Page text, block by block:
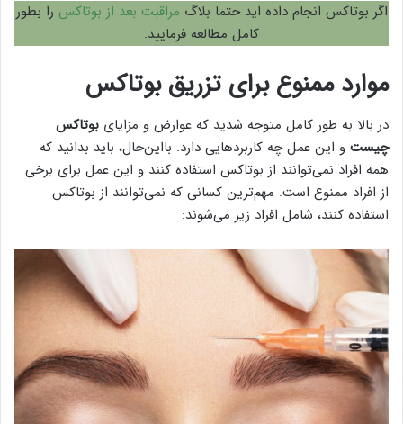
اگر بوتاکس انجام داده اید حتما بلاگ مراقبت بعد از بوتاکس را بطور
کامل مطالعه فرمایید.
موارد ممنوع برای تزریق بوتاکس
در بالا به طور کامل متوجه شدید که عوارض و مزایای بوتاکس
چیست و این عمل چه کاربردهایی دارد. بااین‌حال، باید بدانید که
همه افراد نمی‌توانند از بوتاکس استفاده کنند و این عمل برای برخی
از افراد ممنوع است. مهم‌ترین کسانی که نمی‌توانند از بوتاکس
استفاده کنند، شامل افراد زیر می‌شوند: